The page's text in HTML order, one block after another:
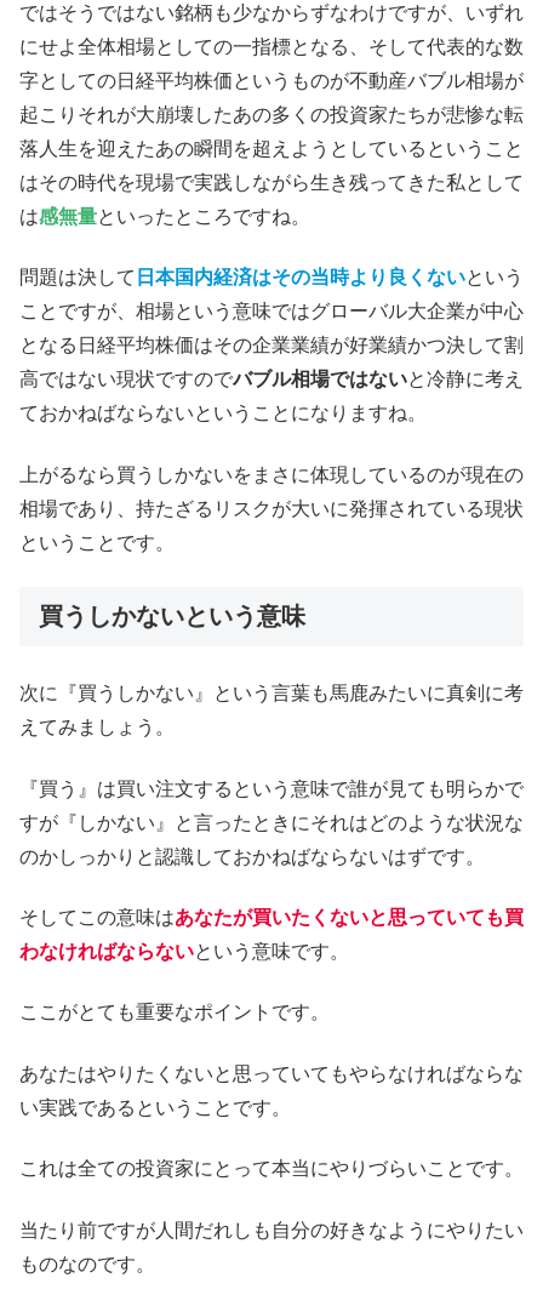
ではそうではない銘柄も少なからずなわけですが、いずれ
にせよ全体相場としての一指標となる、そして代表的な数
字としての日経平均株価というものが不動産バブル相場が
起こりそれが大崩壊したあの多くの投資家たちが悲惨な転
落人生を迎えたあの瞬間を超えようとしているということ
はその時代を現場で実践しながら生き残ってきた私として
は感無量といったところですね。
問題は決して 日本国内経済はその当時より良くないという
ことですが、相場という意味ではグローバル大企業が中心
となる日経平均株価はその企業業績が好業績かつ決して割
高ではない現状ですのでバブル相場ではないと冷静に考え
ておかねばならないということになりますね。
上がるなら買うしかないをまさに体現しているのが現在の
相場であり、持たざるリスクが大いに発揮されている現状
ということです。
買うしかないという意味
次に『買うしかない』という言葉も馬鹿みたいに真剣に考
えてみましょう。
『買う』は買い注文するという意味で誰が見ても明らかで
すが『しかない』と言ったときにそれはどのような状況な
のかしっかりと認識しておかねばならないはずです。
そしてこの意味はあなたが買いたくないと思っていても買
わなければならないという意味です。
ここがとても重要なポイントです。
あなたはやりたくないと思っていてもやらなければならな
い実践であるということです。
これは全ての投資家にとって本当にやりづらいことです。
当たり前ですが人間だれしも自分の好きなようにやりたい
ものなのです。